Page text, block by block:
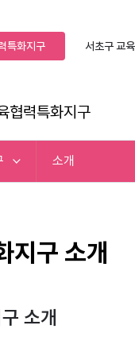
특화지구 서초구교
협력특화지구
소개
지구 소개
소개​